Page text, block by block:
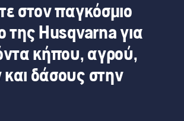
στρώση
προστασίας
και να
μειώσουν
τη
στον παγκόσμιο
της Husqvarna για
κήπου, αγρού,
δάσους στην